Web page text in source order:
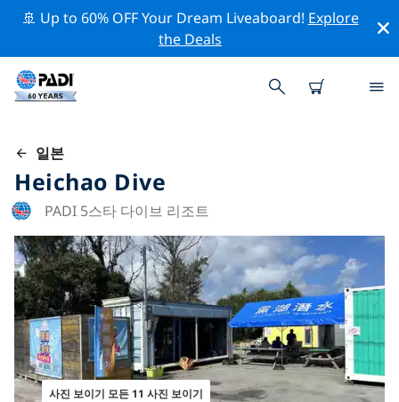
🚢 Up to 60% OFF Your Dream Liveaboard! Explore
the Deals
일본
Heichao Dive
PADI 5스타 다이브 리조트
사진 보이기 모든 11 사진 보이기